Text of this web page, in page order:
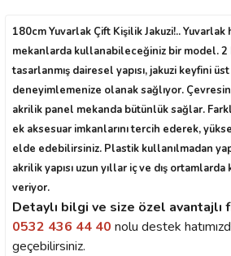
180cm Yuvarlak Çift Kişilik Jakuzi!.. Yuvarlak
mekanlarda kullanabileceğiniz bir model. 2
tasarlanmış dairesel yapısı, jakuzi keyfini
deneyimlemenize olanak sağlıyor.
akrilik panel mekanda bütünlük sağlar.
ek aksesuar imkanlarını tercih ederek,
elde edebilirsiniz. Plastik kullanılmadan
akrilik yapısı uzun yıllar iç ve dış
veriyor.
Detaylı bilgi ve size özel avantajlı
0532 436 44 40 nolu destek
geçebilirsiniz.